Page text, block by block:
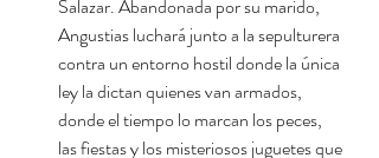
Salazar. Abandonada por su marido,
Angustias luchará junto a la sepulturera
contra un entorno hostil donde la única
ley la dictan quienes van armados,
donde el tiempo lo marcan los peces,
las fiestas y los misteriosos juguetes que